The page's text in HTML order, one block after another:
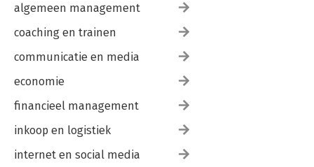
algemeen management
coaching en trainen
communicatie en media
economie
financieel management
inkoop en logistiek
internet en social media